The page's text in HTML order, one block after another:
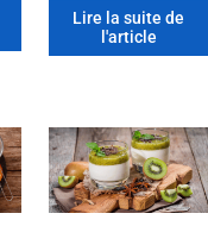
Lire la suite de
l'article